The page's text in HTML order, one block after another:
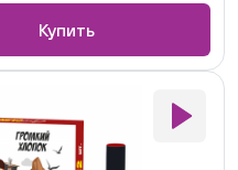
Купить